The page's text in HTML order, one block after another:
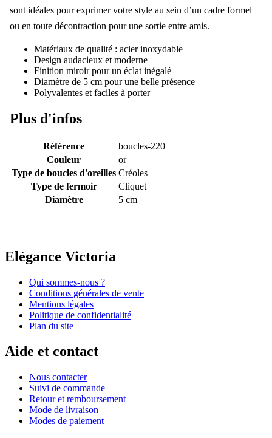
sont idéales pour exprimer votre style au sein d’un cadre formel
ou en toute décontraction pour une sortie entre amis.
Matériaux de qualité : acier inoxydable
Design audacieux et moderne
Finition miroir pour un éclat inégalé
Diamètre de 5 cm pour une belle présence
Polyvalentes et faciles à porter
Plus d'infos
Référence
boucles-220
Couleur
or
Type de boucles d'oreilles Créoles
Type de fermoir
Cliquet
Diamètre
5 cm
Elégance Victoria
Qui sommes-nous ?
Conditions générales de vente
Mentions légales
Politique de confidentialité
Plan du site
Aide et contact
Nous contacter
Suivi de commande
Retour et remboursement
Mode de livraison
Modes de paiement